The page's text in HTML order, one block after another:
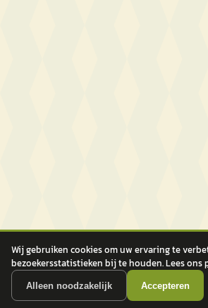
Wij gebruiken cookies om uw ervaring te
bezoekersstatistieken bij te houden. Lees ons
Alleen noodzakelijk Accepteren